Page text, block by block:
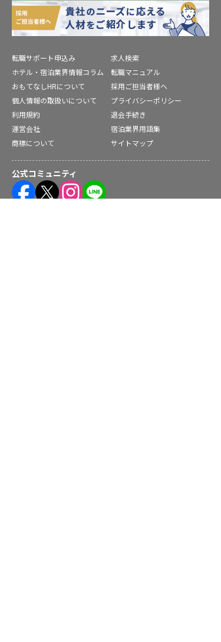
転職サポート申込み
求人検索
ホテル・宿泊業界情報コラム
転職マニュアル
おもてなしHRについて
採用ご担当者様へ
個人情報の取扱いについて
プライバシーポリシー
利用規約
退会手続き
運営会社
宿泊業界用語集
商標について
サイトマップ
公式コミュニティ